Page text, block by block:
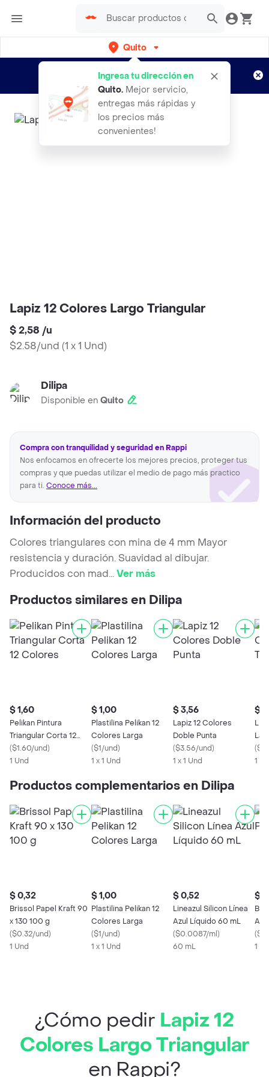
Quito
Ingresa tu dirección en
Quito. Mejor servicio,
entregas más rápidas y
los precios más
convenientes!
envíos gratis por semanas
Aplican TyC
Lapiz 12 Colores Largo Triangular
$ 2,58 /u
$2.58/und (1 x 1 Und)
Dilipa
Disponible en Quito
Compra con tranquilidad y seguridad en Rappi
Nos enfocamos en ofrecerte los mejores precios, proteger tus
compras y que puedas utilizar el medio de pago más practico
para ti. Conoce más...
Información del producto
Colores triangulares con mina de 4 mm Mayor
resistencia y duración. Suavidad al dibujar.
Producidos con mad...Ver más
Productos similares en Dilipa
$ 1,60
Pelikan Pintura
Triangular Corta 12
Colores
($1.60/und)
1 Und
$ 1,00
Plastilina Pelikan 12
Colores Larga
($1/und)
1 x 1 Und
$ 3,56
Lapiz 12 Colores
Doble Punta
($3.56/und)
1 x 1 Und
$
(
1
Productos complementarios en Dilipa
$ 0,32
Brissol Papel Kraft 90
x 130 100 g
($0.32/und)
1 Und
$ 1,00
Plastilina Pelikan 12
Colores Larga
($1/und)
1 x 1 Und
$ 0,52
Lineazul Silicon Línea
Azul Líquido 60 mL
($0.0087/ml)
60 mL
$
Bic
Azul
(
1
¿Cómo pedir Lapiz 12
Colores Largo Triangular
en Rappi?